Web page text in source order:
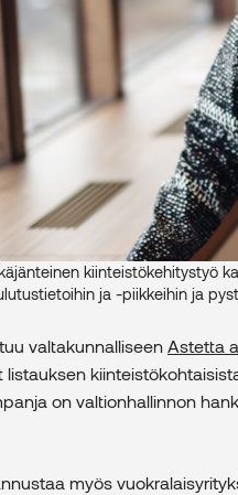
kiinteistökehitystyö
ja -piikkeihin ja
valtakunnalliseen Astetta
listauksen
on valtionhallinnon
myös